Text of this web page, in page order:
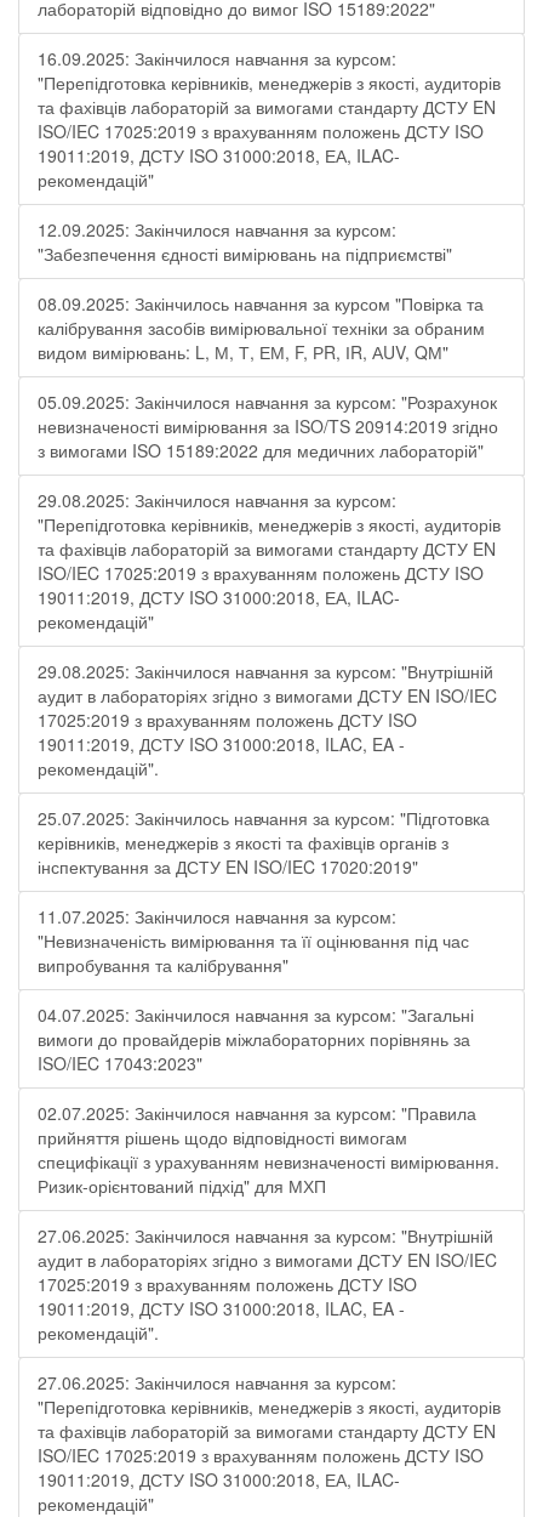
лабораторій відповідно до вимог ISO 15189:2022"
16.09.2025: Закінчилося навчання за курсом:
"Перепідготовка керівників, менеджерів з якості, аудиторів
та фахівців лабораторій за вимогами стандарту ДСТУ EN
ISO/IEC 17025:2019 з врахуванням положень ДСТУ ISO
19011:2019, ДСТУ ISO 31000:2018, ЕА, ILAC-
рекомендацій"
12.09.2025: Закінчилося навчання за курсом:
"Забезпечення єдності вимірювань на підприємстві"
08.09.2025: Закінчилось навчання за курсом "Повірка та
калібрування засобів вимірювальної техніки за обраним
видом вимірювань: L, М, Т, ЕМ, F, РR, ІR, АUV, QМ"
05.09.2025: Закінчилося навчання за курсом: "Розрахунок
невизначеності вимірювання за ISO/TS 20914:2019 згідно
з вимогами ISO 15189:2022 для медичних лабораторій"
29.08.2025: Закінчилося навчання за курсом:
"Перепідготовка керівників, менеджерів з якості, аудиторів
та фахівців лабораторій за вимогами стандарту ДСТУ EN
ISO/IEC 17025:2019 з врахуванням положень ДСТУ ISO
19011:2019, ДСТУ ISO 31000:2018, ЕА, ILAC-
рекомендацій"
29.08.2025: Закінчилося навчання за курсом: "Внутрішній
аудит в лабораторіях згідно з вимогами ДСТУ EN ISO/IEC
17025:2019 з врахуванням положень ДСТУ ISO
19011:2019, ДСТУ ISO 31000:2018, ILAC, EA -
рекомендацій".
25.07.2025: Закінчилось навчання за курсом: "Підготовка
керівників, менеджерів з якості та фахівців органів з
інспектування за ДСТУ EN ISO/IEC 17020:2019"
11.07.2025: Закінчилося навчання за курсом:
"Невизначеність вимірювання та її оцінювання під час
випробування та калібрування"
04.07.2025: Закінчилося навчання за курсом: "Загальні
вимоги до провайдерів міжлабораторних порівнянь за
ISO/IEC 17043:2023"
02.07.2025: Закінчилося навчання за курсом: "Правила
прийняття рішень щодо відповідності вимогам
специфікації з урахуванням невизначеності вимірювання.
Ризик-орієнтований підхід" для МХП
27.06.2025: Закінчилося навчання за курсом: "Внутрішній
аудит в лабораторіях згідно з вимогами ДСТУ EN ISO/IEC
17025:2019 з врахуванням положень ДСТУ ISO
19011:2019, ДСТУ ISO 31000:2018, ILAC, EA -
рекомендацій".
27.06.2025: Закінчилося навчання за курсом:
"Перепідготовка керівників, менеджерів з якості, аудиторів
та фахівців лабораторій за вимогами стандарту ДСТУ EN
ISO/IEC 17025:2019 з врахуванням положень ДСТУ ISO
19011:2019, ДСТУ ISO 31000:2018, ЕА, ILAC-
рекомендацій"